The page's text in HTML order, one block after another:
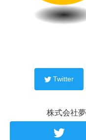
Twitter
株式会社